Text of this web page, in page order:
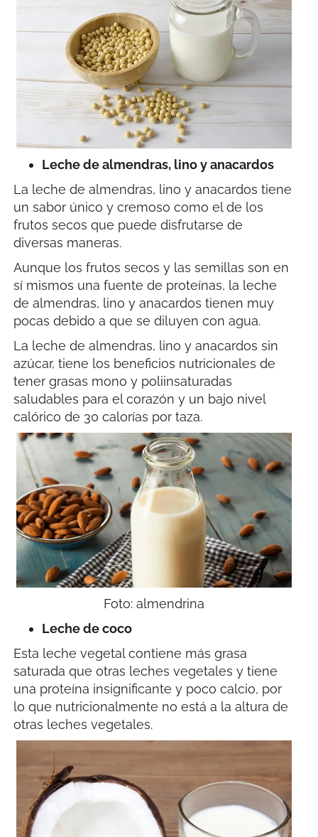
Leche de almendras, lino y anacardos
La leche de almendras, lino y anacardos tiene
un sabor único y cremoso como el de los
frutos secos que puede disfrutarse de
diversas maneras.
Aunque los frutos secos y las semillas son en
sí mismos una fuente de proteínas, la leche
de almendras, lino y anacardos tienen muy
pocas debido a que se diluyen con agua.
La leche de almendras, lino y anacardos sin
azúcar, tiene los beneficios nutricionales de
tener grasas mono y poliinsaturadas
saludables para el corazón y un bajo nivel
calórico de 30 calorías por taza.
Foto: almendrina
Leche de coco
Esta leche vegetal contiene más grasa
saturada que otras leches vegetales y tiene
una proteína insignificante y poco calcio, por
lo que nutricionalmente no está a la altura de
otras leches vegetales.